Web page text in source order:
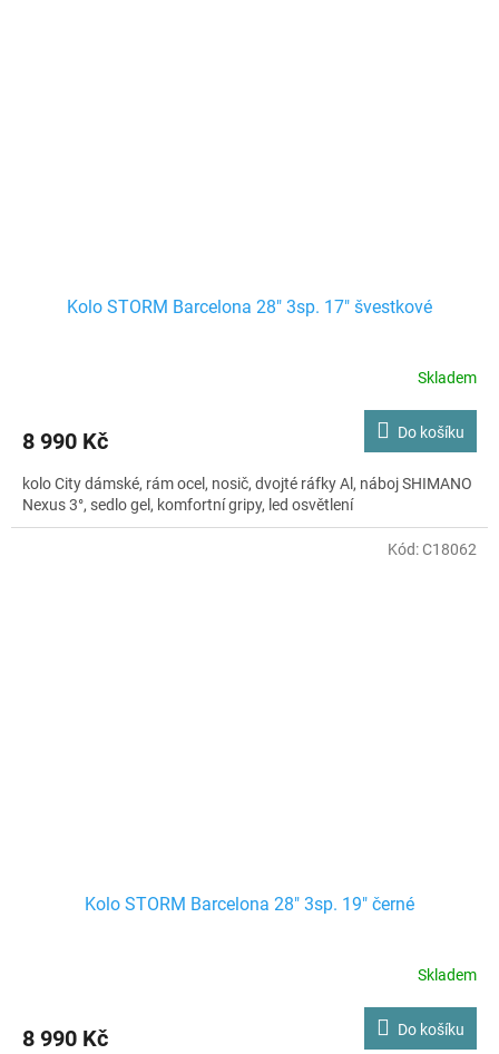
Kolo STORM Barcelona 28" 3sp. 17" švestkové
Skladem
8 990 Kč Do košíku
kolo City dámské, rám ocel, nosič, dvojté ráfky Al, náboj SHIMANO
Nexus 3°, sedlo gel, komfortní gripy, led osvětlení
Kolo STORM Barcelona 28" 3sp. 19" černé
Skladem
8 990 Kč Do košíku
Kód:C18062